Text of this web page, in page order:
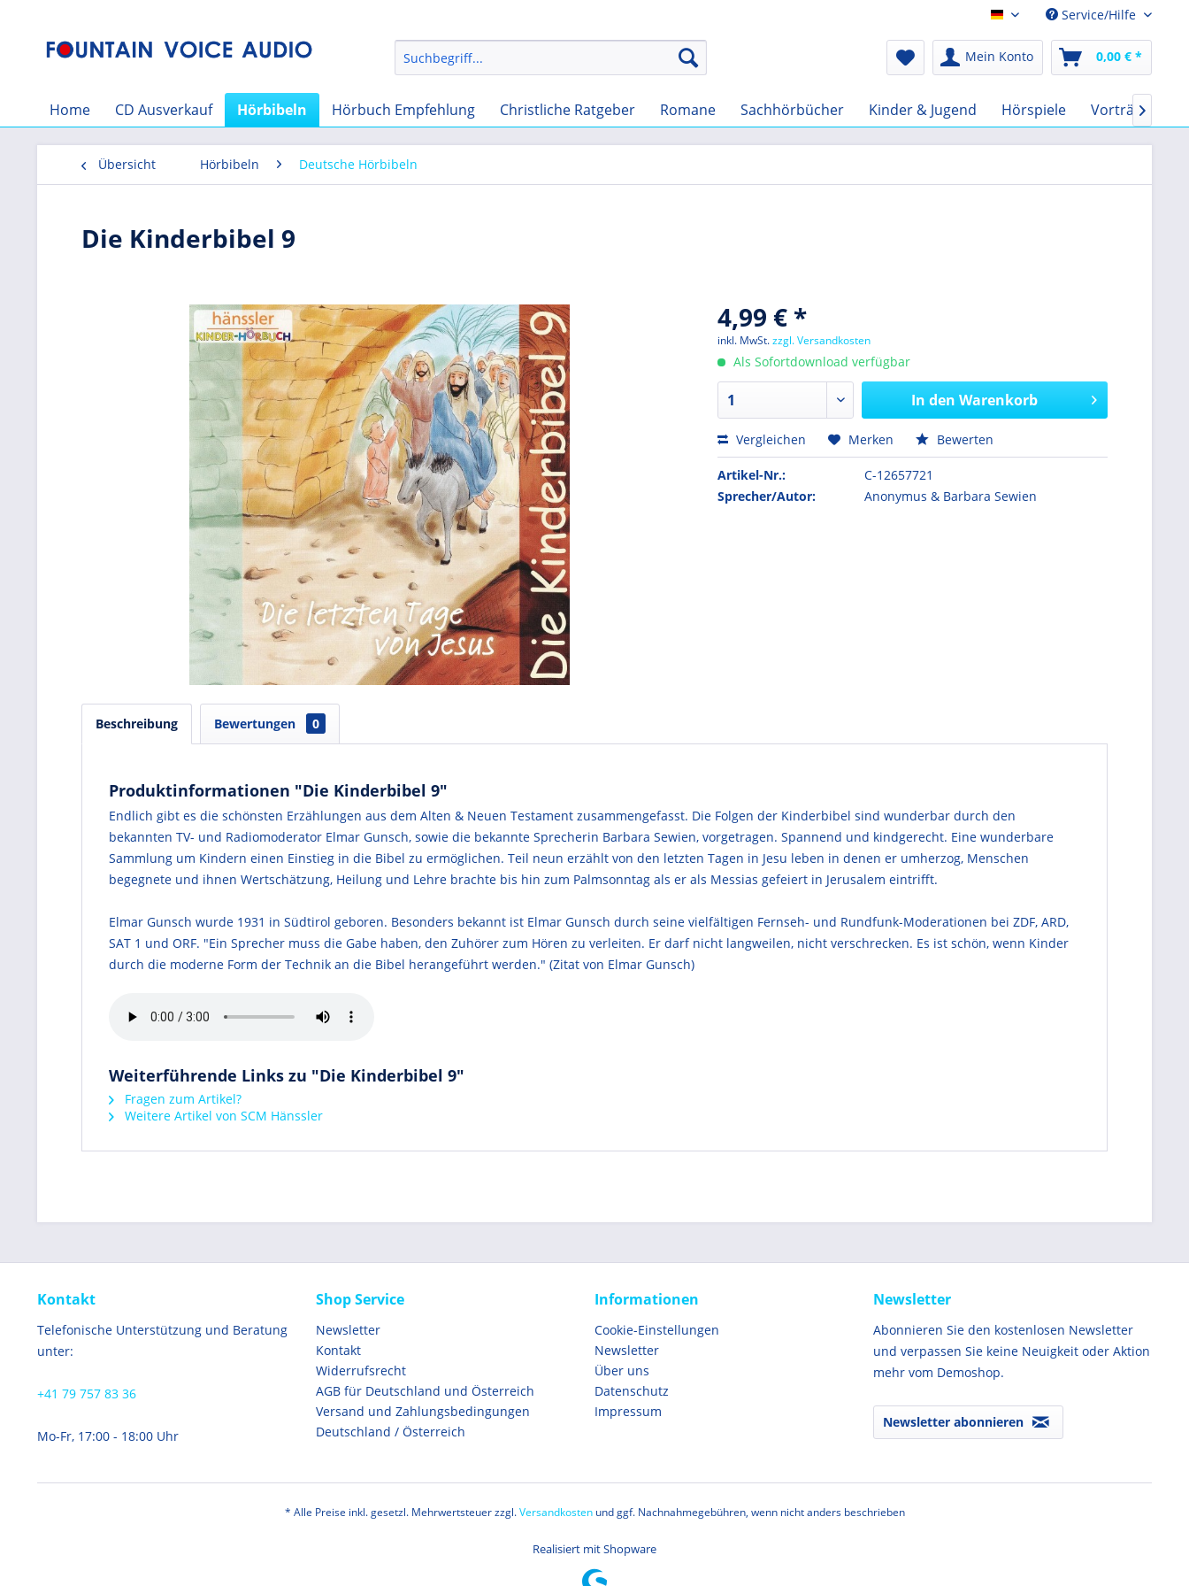
Audio-Book EURService/Hilfe
Mein Konto 0,00 € *
Home CD Ausverkauf Hörbibeln Hörbuch Empfehlung Christliche Ratgeber Romane Sachhörbücher Kinder & Jugend Hörspiele Vorträge

Übersicht Hörbibeln Deutsche Hörbibeln
Die Kinderbibel 9
4,99 € *
inkl. MwSt.zzgl. Versandkosten
Als Sofortdownload verfügbar
In den Warenkorb
Vergleichen Merken Bewerten
Artikel-Nr.:
C-12657721
Sprecher/Autor:
Anonymus & Barbara Sewien
Beschreibung Bewertungen 0
Produktinformationen "Die Kinderbibel 9"
Endlich gibt es die schönsten Erzählungen aus dem Alten & Neuen Testament zusammengefasst. Die Folgen der Kinderbibel sind wunderbar durch den
bekannten TV- und Radiomoderator Elmar Gunsch, sowie die bekannte Sprecherin Barbara Sewien, vorgetragen. Spannend und kindgerecht. Eine wunderbare
Sammlung um Kindern einen Einstieg in die Bibel zu ermöglichen. Teil neun erzählt von den letzten Tagen in Jesu leben in denen er umherzog, Menschen
begegnete und ihnen Wertschätzung, Heilung und Lehre brachte bis hin zum Palmsonntag als er als Messias gefeiert in Jerusalem eintrifft.
Elmar Gunsch wurde 1931 in Südtirol geboren. Besonders bekannt ist Elmar Gunsch durch seine vielfältigen Fernseh- und Rundfunk-Moderationen bei ZDF, ARD,
SAT 1 und ORF. "Ein Sprecher muss die Gabe haben, den Zuhörer zum Hören zu verleiten. Er darf nicht langweilen, nicht verschrecken. Es ist schön, wenn Kinder
durch die moderne Form der Technik an die Bibel herangeführt werden." (Zitat von Elmar Gunsch)
Weiterführende Links zu "Die Kinderbibel 9"
Fragen zum Artikel?
Weitere Artikel von SCM Hänssler
Kontakt
Telefonische Unterstützung und Beratung
unter:
+41 79 757 83 36
Mo-Fr, 17:00 - 18:00 Uhr
Shop Service
Newsletter
Kontakt
Widerrufsrecht
AGB für Deutschland und Österreich
Versand und Zahlungsbedingungen
Deutschland / Österreich
Informationen
Cookie-Einstellungen
Newsletter
Über uns
Datenschutz
Impressum
Newsletter
Abonnieren Sie den kostenlosen Newsletter
und verpassen Sie keine Neuigkeit oder Aktion
mehr vom Demoshop.
Newsletter abonnieren
* Alle Preise inkl. gesetzl. Mehrwertsteuer zzgl.Versandkostenund ggf. Nachnahmegebühren, wenn nicht anders beschrieben
Realisiert mit Shopware